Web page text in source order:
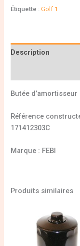
Étiquette :Golf 1
Description
Butée
Référence
171412303C
Marque : FEBI
Produits similaires